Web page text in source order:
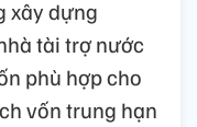
xây dựng
tài trợ nước
phù hợp cho
vốn trung hạn